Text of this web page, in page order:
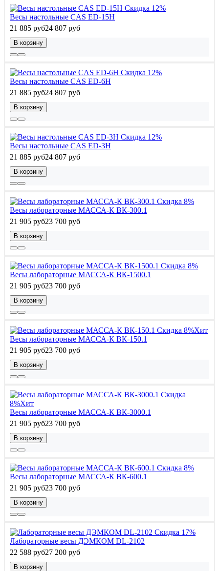
Скидка 12%
Весы настольные CAS ED-15H
21 885 руб24 807 руб
В корзину
Скидка 12%
Весы настольные CAS ED-6H
21 885 руб24 807 руб
В корзину
Скидка 12%
Весы настольные CAS ED-3H
21 885 руб24 807 руб
В корзину
Скидка 8%
Весы лабораторные МАССА-К ВК-300.1
21 905 руб23 700 руб
В корзину
Скидка 8%
Весы лабораторные МАССА-К ВК-1500.1
21 905 руб23 700 руб
В корзину
Скидка 8%Хит
Весы лабораторные МАССА-К ВК-150.1
21 905 руб23 700 руб
В корзину
Скидка
8%Хит
Весы лабораторные МАССА-К ВК-3000.1
21 905 руб23 700 руб
В корзину
Скидка 8%
Весы лабораторные МАССА-К ВК-600.1
21 905 руб23 700 руб
В корзину
Скидка 17%
Лабораторные весы ДЭМКОМ DL-2102
22 588 руб27 200 руб
В корзину